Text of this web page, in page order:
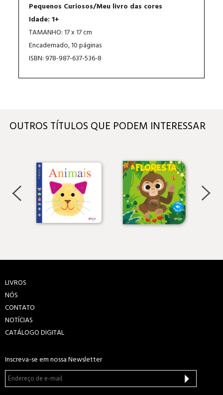
Pequenos Curiosos/Meu livro das cores
Idade: 1+
TAMANHO: 17 x 17 cm
Encadernado, 10 páginas
ISBN: 978-987-637-536-8
OUTROS TÍTULOS QUE PODEM INTERESSAR
LIVROS
NÓS
CONTATO
NOTÍCIAS
CATÁLOGO DIGITAL
Inscreva-se em nossa Newsletter